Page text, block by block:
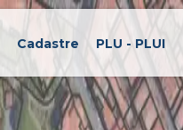
Cadastre PLU - PLUI